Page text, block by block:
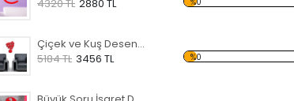
4320 TL 2880 TL
Çiçek ve Kuş Desenli Kırmızı Dekoratif Duvar Saati
5184 TL 3456 TL %0